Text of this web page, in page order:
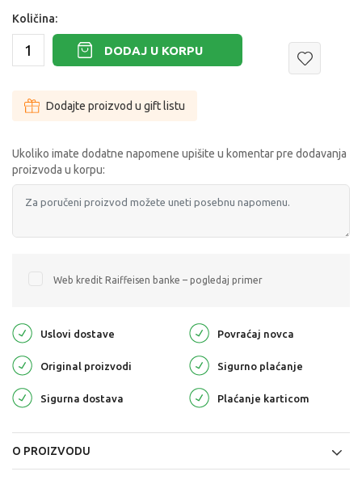
Količina:
DODAJ U KORPU
Dodajte proizvod u gift listu
Ukoliko imate dodatne napomene upišite u komentar pre dodavanja
proizvoda u korpu:
Web kredit Raiffeisen banke – pogledaj primer
Uslovi dostave Povraćaj novca
Original proizvodi Sigurno plaćanje
Sigurna dostava Plaćanje karticom
O PROIZVODU